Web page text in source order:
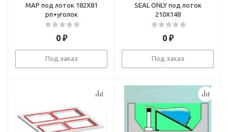
MAP под лоток 182X81
рп+уголок
0₽
Под заказ
SEAL ONLY под лоток
210X148
0₽
Под заказ